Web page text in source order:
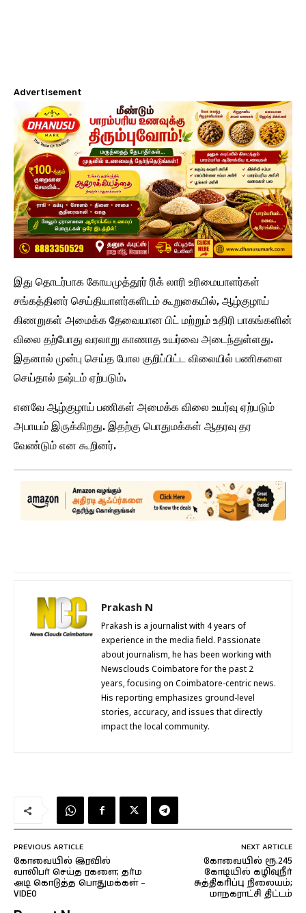
Advertisement
இது தொடர்பாக கோயமுத்தூர் ரிக் லாரி உரிமையாளர்கள்
சங்கத்தினர் செய்தியாளர்களிடம் கூறுகையில், ஆழ்குழாய்
கிணறுகள் அமைக்க தேவையான பிட் மற்றும் உதிரி பாகங்களின்
விலை தற்போது வரலாறு காணாத உயர்வை அடைந்துள்ளது.
இதனால் முன்பு செய்த போல குறிப்பிட்ட விலையில் பணிகளை
செய்தால் நஷ்டம் ஏற்படும்.
எனவே ஆழ்குழாய் பணிகள் அமைக்க விலை உயர்வு ஏற்படும்
அபாயம் இருக்கிறது. இதற்கு பொதுமக்கள் ஆதரவு தர
வேண்டும் என கூறினர்.
Prakash N
Prakash is a journalist with 4 years of
experience in the media field. Passionate
about journalism, he has been working with
Newsclouds Coimbatore for the past 2
years, focusing on Coimbatore-centric news.
His reporting emphasizes ground-level
stories, accuracy, and issues that directly
impact the local community.
PREVIOUS ARTICLE
கோவையில் இரவில்
வாலிபர் செய்த ரகளை; தர்ம
அடி கொடுத்த பொதுமக்கள் –
VIDEO
NEXT ARTICLE
கோவையில் ரூ.245
கோடியில் கழிவுநீர்
சுத்திகரிப்பு நிலையம்;
மாநகராட்சி திட்டம்